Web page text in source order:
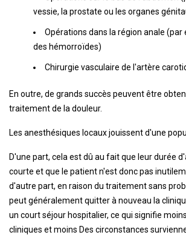
vessie, la prostate ou les organes
Opérations dans la région anale (par
des hémorroïdes)
Chirurgie vasculaire de l'artère
En outre, de grands succès peuvent être
traitement de la douleur.
Les anesthésiques locaux jouissent d'une
D'une part, cela est dû au fait que leur durée
courte et que le patient n'est donc pas
d'autre part, en raison du traitement sans
peut généralement quitter à nouveau la
un court séjour hospitalier, ce qui signifie
cliniques et moins Des circonstances